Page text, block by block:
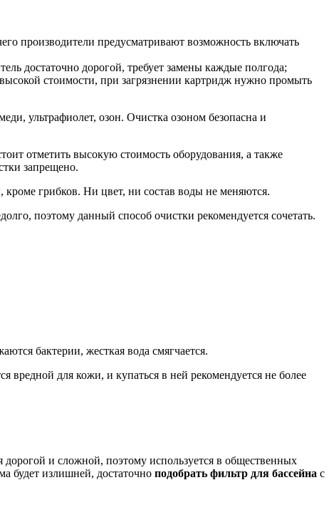
производители предусматривают возможность включать
достаточно дорогой, требует замены каждые полгода;
стоимости, при загрязнении картридж нужно промыть
ультрафиолет, озон. Очистка озоном безопасна и
отметить высокую стоимость оборудования, а также
запрещено.
грибков. Ни цвет, ни состав воды не меняются.
поэтому данный способ очистки рекомендуется сочетать.
бактерии, жесткая вода смягчается.
вредной для кожи, и купаться в ней рекомендуется не более
и сложной, поэтому используется в общественных
будет излишней, достаточно подобрать фильтр для бассейна с